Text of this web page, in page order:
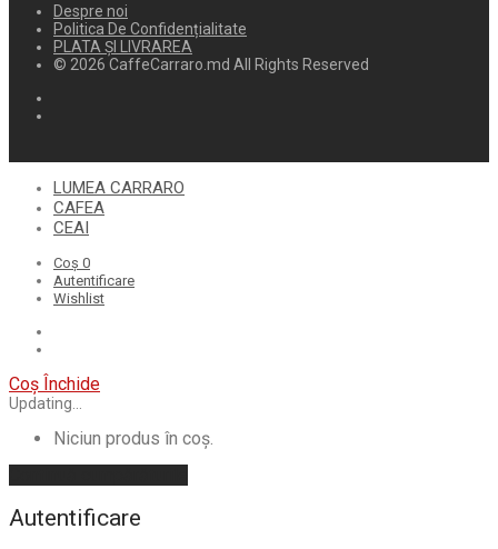
Despre noi
Politica De Confidențialitate
PLATA ȘI LIVRAREA
© 2026 CaffeCarraro.md All Rights Reserved
LUMEA CARRARO
CAFEA
CEAI
Coș 0
Autentificare
Wishlist
Coș Închide
Updating…
Niciun produs în coș.
Autentificare